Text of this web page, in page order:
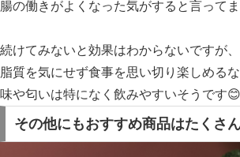
腸の働きがよくなった気がすると言って
続けてみないと効果はわからないですが、
脂質を気にせず食事を思い切り楽しめる
味や匂いは特になく飲みやすいそうです😊
その他にもおすすめ商品はたくさん